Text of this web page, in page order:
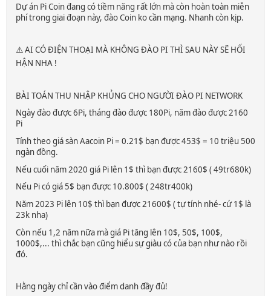
Dự án Pi Coin đang có tiềm năng rất lớn mà còn hoàn toàn miễn
phí trong giai đoạn này, đào Coin ko cần mạng. Nhanh còn kịp.
⚠️ AI CÓ ĐIỆN THOẠI MÀ KHÔNG ĐÀO PI THÌ SAU NÀY SẼ HỐI
HẬN NHA !
BÀI TOÁN THU NHẬP KHỦNG CHO NGƯỜI ĐÀO PI NETWORK
Ngày đào được 6Pi, tháng đào được 180Pi, năm đào được 2160
Pi
Tính theo giá sàn Aacoin Pi = 0.21$ bạn được 453$ = 10 triệu 500
ngàn đồng.
Nếu cuối năm 2020 giá Pi lên 1$ thì bạn được 2160$ ( 49tr680k)
Nếu Pi có giá 5$ bạn được 10.800$ ( 248tr400k)
Năm 2023 Pi lên 10$ thì bạn được 21600$ ( tự tính nhé- cứ 1$ là
23k nha)
Còn nếu 1,2 năm nữa mà giá Pi tăng lên 10$, 50$, 100$,
1000$,... thì chắc bạn cũng hiểu sự giàu có của bạn như nào rồi
đó.
Hằng ngày chỉ cần vào điểm danh đầy đủ!